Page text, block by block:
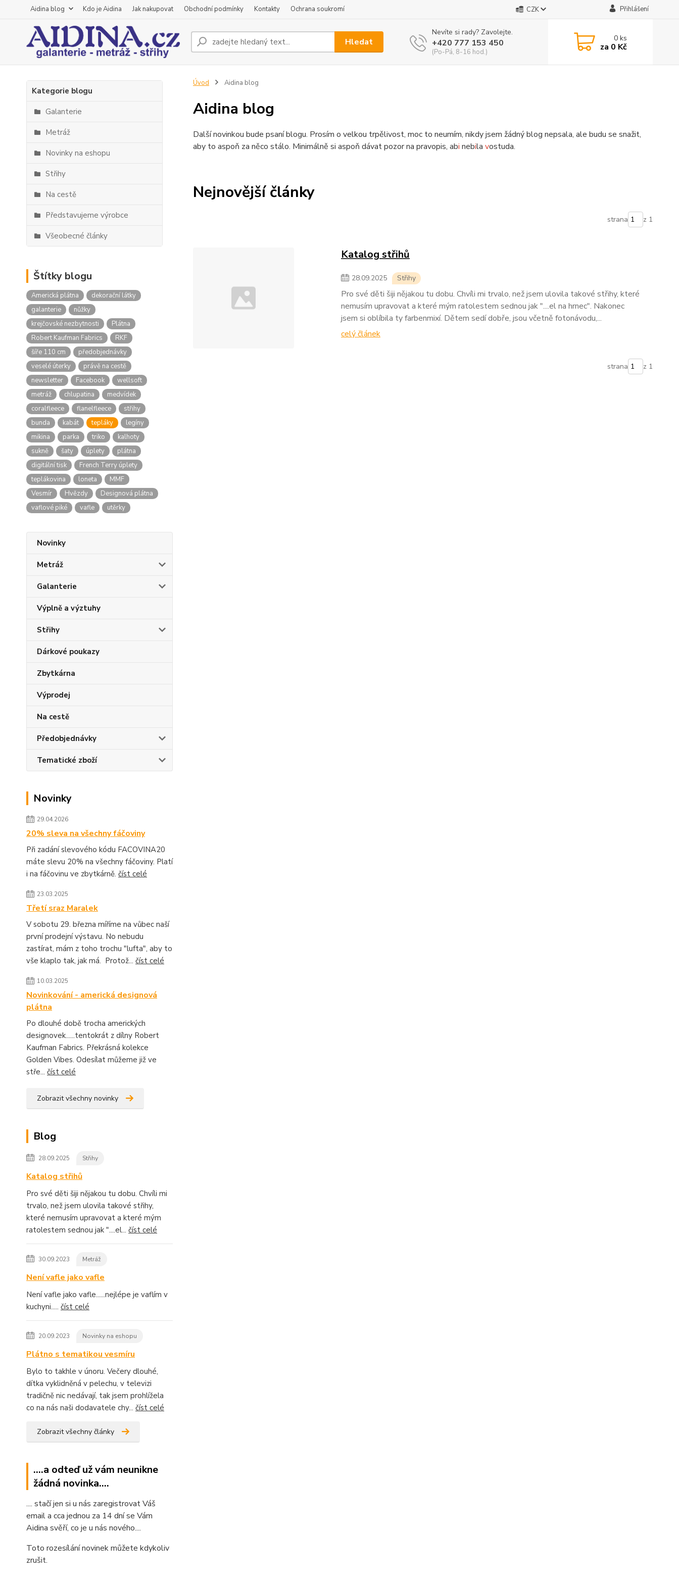
Aidina blog Kdo je Aidina Jak nakupovat Obchodní podmínky Kontakty Ochrana soukromí CZK Přihlášení
Hledat
Nevíte si rady? Zavolejte.
+420 777 153 450
(Po-Pá, 8-16 hod.)
0ks
za 0 Kč
Kategorie blogu
Galanterie
Metráž
Novinky na eshopu
Střihy
Na cestě
Představujeme výrobce
Všeobecné články
Štítky blogu
Americká plátna
dekorační látky
galanterie
nůžky
krejčovské nezbytnosti
Plátna
Robert Kaufman Fabrics
RKF
šíře 110 cm
předobjednávky
veselé úterky
právě na cestě
newsletter
Facebook
wellsoft
metráž
chlupatina
medvídek
coralfleece
flanelfleece
střihy
bunda
kabát tepláky
legíny
mikina
parka triko
kalhoty
sukně
šaty úplety
plátna
digitální tisk
French Terry úplety
teplákovina
loneta
MMF
Vesmír
Hvězdy
Designová plátna
vaflové piké
vafle utěrky
Novinky
Metráž
Galanterie
Výplně a výztuhy
Střihy
Dárkové poukazy
Zbytkárna
Výprodej
Na cestě
Předobjednávky
Tematické zboží
Novinky
29.04.2026
20% sleva na všechny fáčoviny
Při zadání slevového kódu FACOVINA20
máte slevu 20% na všechny fáčoviny. Platí
i na fáčovinu ve zbytkárně. číst celé
23.03.2025
Třetí sraz Maralek
V sobotu 29. března míříme na vůbec naší
první prodejní výstavu. No nebudu
zastírat, mám z toho trochu "lufta", aby to
vše klaplo tak, jak má. Protož... číst celé
10.03.2025
Novinkování - americká designová
plátna
Po dlouhé době trocha amerických
designovek......tentokrát z dílny Robert
Kaufman Fabrics. Překrásná kolekce
Golden Vibes. Odesílat můžeme již ve
stře... číst celé
Zobrazit všechny novinky
Blog
28.09.2025 Střihy
Katalog střihů
Pro své děti šiji nějakou tu dobu. Chvíli mi
trvalo, než jsem ulovila takové střihy,
které nemusím upravovat a které mým
ratolestem sednou jak "....el... číst celé
30.09.2023 Metráž
Není vafle jako vafle
Není vafle jako vafle......nejlépe je vaflím v
kuchyni..... číst celé
20.09.2023 Novinky na eshopu
Plátno s tematikou vesmíru
Bylo to takhle v únoru. Večery dlouhé,
dítka vyklidněná v pelechu, v televizi
tradičně nic nedávají, tak jsem prohlížela
co na nás naši dodavatele chy... číst celé
Zobrazit všechny články
....a odteď už vám neunikne
žádná novinka....
.... stačí jen si u nás zaregistrovat Váš
email a cca jednou za 14 dní se Vám
Aidina svěří, co je u nás nového....
Toto rozesílání novinek můžete kdykoliv
zrušit.
Úvod Aidina blog
Aidina blog
Další novinkou bude psaní blogu. Prosím o velkou trpělivost, moc to neumím, nikdy jsem žádný blog nepsala, ale budu se snažit,
aby to aspoň za něco stálo. Minimálně si aspoň dávat pozor na pravopis, abi nebila vostuda.
Nejnovější články
strana z 1
Katalog střihů
28.09.2025 Střihy
Pro své děti šiji nějakou tu dobu. Chvíli mi trvalo, než jsem ulovila takové střihy, které
nemusím upravovat a které mým ratolestem sednou jak "....el na hrnec". Nakonec
jsem si oblíbila ty farbenmixí. Dětem sedí dobře, jsou včetně fotonávodu,...
celý článek
strana z 1